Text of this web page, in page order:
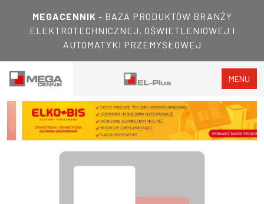
MEGACENNIK - BAZA PRODUKTÓW BRANŻY
ELEKTROTECHNICZNEJ, OŚWIETLENIOWEJ I
AUTOMATYKI PRZEMYSŁOWEJ
MENU